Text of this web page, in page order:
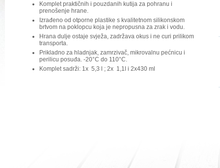
Komplet praktičnih i pouzdanih kutija za pohranu i
prenošenje hrane.
Izrađeno od otporne plastike s kvalitetnom silikonskom
brtvom na poklopcu koja je nepropusna za zrak i vodu.
Hrana dulje ostaje svježa, zadržava okus i ne curi prilikom
transporta.
Prikladno za hladnjak, zamrzivač, mikrovalnu pećnicu i
perilicu posuđa. -20°C do 110°C.
Komplet sadrži: 1x 5,3 l ; 2x 1,1l i 2x430 ml